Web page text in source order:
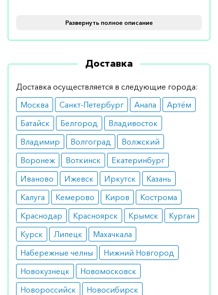
достигается к 4 дню после введения.
Компоненты быстро метаболизируются.
Выпускается в виде раствора для
внутримышечного введения в ампулах по 1 мл
№1.
Применение и дозирование
Вводится только внутримышечно по 1 ампуле 1
раз в 4 недели.
Показания
климактерический синдром;
посткастрационный синдром.
Противопоказания
беременность и кормление грудью;
гиперчувствительность к компонентам;
опухоли женских половых органов.
Развернуть полное описание
Доставка
Доставка осуществляется в следующие города:
Москва
Санкт-Петербург Анапа
Артём
Батайск
Белгород
Владивосток
Владимир
Волгоград
Волжский
Воронеж
Воткинск
Екатеринбург
Иваново
Ижевск Иркутск
Казань
Калуга
Кемерово Киров
Кострома
Краснодар
Красноярск Крымск
Курган
Курск
Липецк
Махачкала
Набережные челны
Нижний Новгород
Новокузнецк
Новомосковск
Новороссийск
Новосибирск